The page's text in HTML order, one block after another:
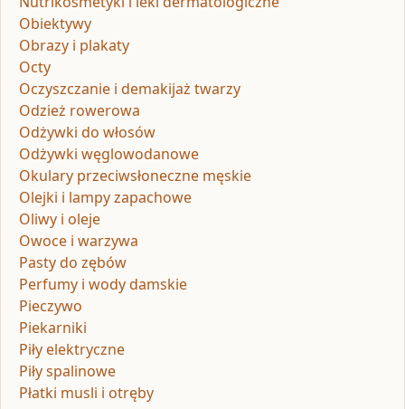
Obiektywy
Obrazy i plakaty
Octy
Oczyszczanie i demakijaż twarzy
Odzież rowerowa
Odżywki do włosów
Odżywki węglowodanowe
Okulary przeciwsłoneczne męskie
Olejki i lampy zapachowe
Oliwy i oleje
Owoce i warzywa
Pasty do zębów
Perfumy i wody damskie
Pieczywo
Piekarniki
Piły elektryczne
Piły spalinowe
Płatki musli i otręby